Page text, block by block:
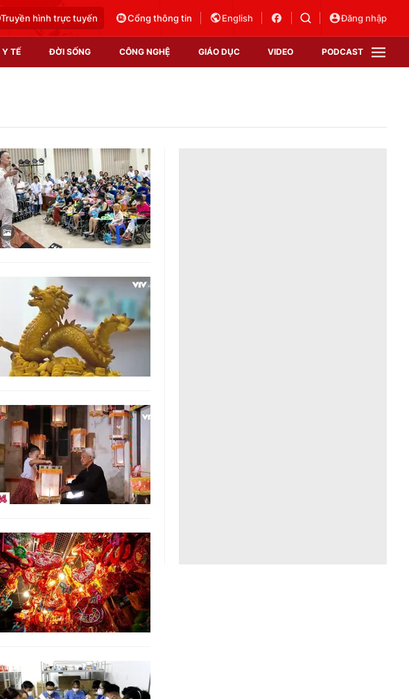
Truyền hình trực tuyến Cổng thông tin English Đăng nhập
Y TẾ ĐỜI SỐNG CÔNG NGHỆ GIÁO DỤC VIDEO PODCAST
Video
Shorts video
Podcast
EMagazine
Photo
Infographic
Góc ảnh
Công nghệ
Hitech Công nghệ tương lai
Sản phẩm
Thị trường
Tư vấn
VTV Sức khoẻ